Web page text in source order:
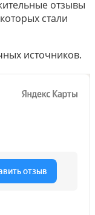
отзывы
стали
источников.